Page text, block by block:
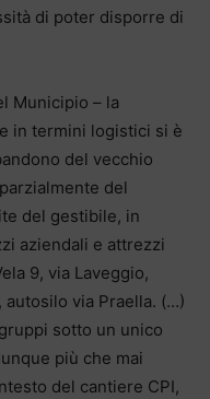
di poter disporre di
Municipio – la
in termini logistici si è
del vecchio
del
del gestibile, in
aziendali e attrezzi
9, via Laveggio,
autosilo via Praella. (…)
sotto un unico
più che mai
del cantiere CPI,